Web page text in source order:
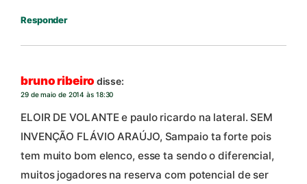
Responder
bruno ribeiro disse:
29 de maio de 2014 às 18:30
ELOIR DE VOLANTE e paulo ricardo na lateral. SEM
INVENÇÃO FLÁVIO ARAÚJO, Sampaio ta forte pois
tem muito bom elenco, esse ta sendo o diferencial,
muitos jogadores na reserva com potencial de ser